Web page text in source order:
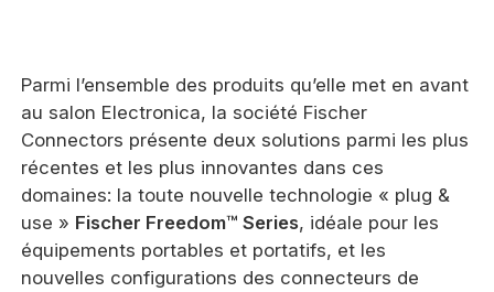
Parmi l’ensemble des produits qu’elle met en avant
au salon Electronica, la société Fischer
Connectors présente deux solutions parmi les plus
récentes et les plus innovantes dans ces
domaines: la toute nouvelle technologie « plug &
use » Fischer Freedom™ Series, idéale pour les
équipements portables et portatifs, et les
nouvelles configurations des connecteurs de